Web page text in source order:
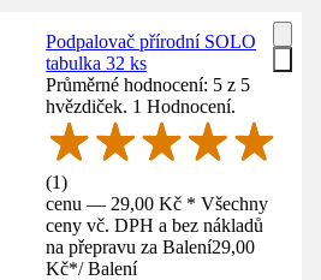
Podpalovač přírodní SOLO
tabulka 32 ks
Průměrné hodnocení: 5 z 5
hvězdiček. 1 Hodnocení.
(1)
cenu — 29,00 Kč * Všechny
ceny vč. DPH a bez nákladů
na přepravu za Balení29,00
Kč*/ Balení